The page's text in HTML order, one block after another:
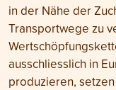
in der Nähe der
Transportwege zu
ausschliesslich in
produzieren,